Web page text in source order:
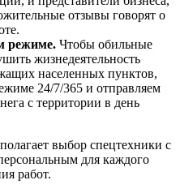
отзывы говорят о
режиме. Чтобы обильные
жизнедеятельность
населенных пунктов,
24/7/365 и отправляем
с территории в день
выбор спецтехники с
для каждого
работ.